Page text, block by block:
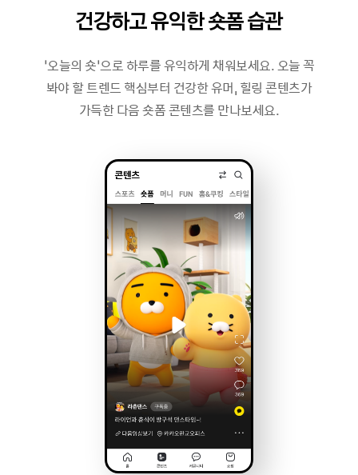
건강하고 유익한 숏폼 습관
‘오늘의 숏’으로 하루를 유익하게 채워보세요. 오늘 꼭
봐야 할 트렌드 핵심부터 건강한 유머, 힐링 콘텐츠가
가득한 다음 숏폼 콘텐츠를 만나보세요.